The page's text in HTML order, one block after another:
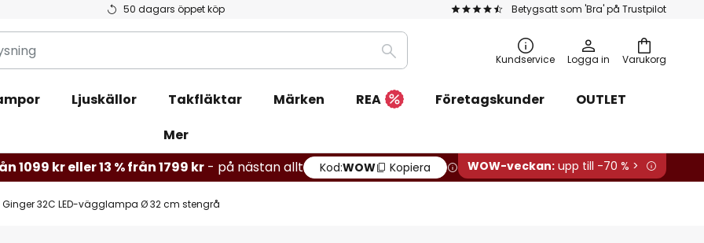
50 dagars öppet köp Betygsatt som 'Bra' på Trustpilot
Varukorg
Sök Kundservice Logga in
Ljuskällor Takfläktar Märken REA Företagskunder
OUTLET
Mer
1099 kr eller 13 % från 1799 kr - på nästan allt Kod:WOW Kopiera WOW-veckan: upp till -70 % >
Ginger 32C LED-vägglampa Ø 32 cm stengrå